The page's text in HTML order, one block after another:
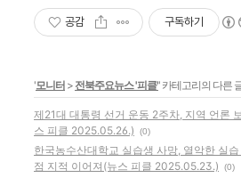
공감 구독하기
'모니터 > 전북주요뉴스 '피클'' 카테고리의 다른
제21대 대통령 선거 운동 2주차, 지역 언론
스 피클 2025.05.26.)
(0)
한국농수산대학교 실습생 사망, 열악한 실
점 지적 이어져(뉴스 피클 2025.05.23.)
(0)